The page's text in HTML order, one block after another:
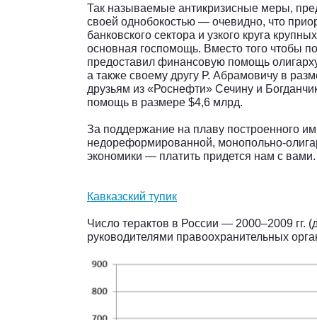
Так называемые антикризисные меры,
своей однобокостью — очевидно, что
банковского сектора и узкого круга
основная госпомощь. Вместо того чтобы
предоставил финансовую помощь
а также своему другу Р. Абрамовичу в
друзьям из «Роснефти» Сечину и
помощь в размере $4,6 млрд.
За поддержание на плаву построенного
недореформированной, монопольно-
экономики — платить придется нам с вами.
Кавказский тупик
Число терактов в России — 2000–2009 гг.
руководителями правоохранительных